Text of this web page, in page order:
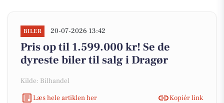
BILER 20-07-2026 13:42
Pris op til 1.599.000 kr! Se de
dyreste biler til salg i Dragør
Kilde: Bilhandel
Læs hele artiklen her
Kopiér link